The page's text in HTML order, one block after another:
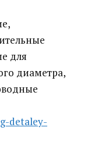
для
диаметра,
detaley-